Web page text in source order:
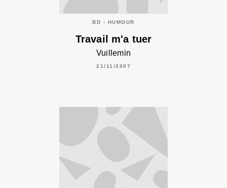
BD - HUMOUR
Travail m'a tuer
Vuillemin
21/11/2007